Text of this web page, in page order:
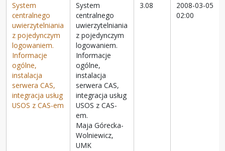
System
centralnego
uwierzytelniania
z pojedynczym
logowaniem.
Informacje
ogólne,
instalacja
serwera CAS,
integracja usług
USOS z CAS-em
System
centralnego
uwierzytelniania
z pojedynczym
logowaniem.
Informacje
ogólne,
instalacja
serwera CAS,
integracja usług
USOS z CAS-
em.
Maja Górecka-
Wolniewicz,
UMK
3.08
2008-03-05
02:00